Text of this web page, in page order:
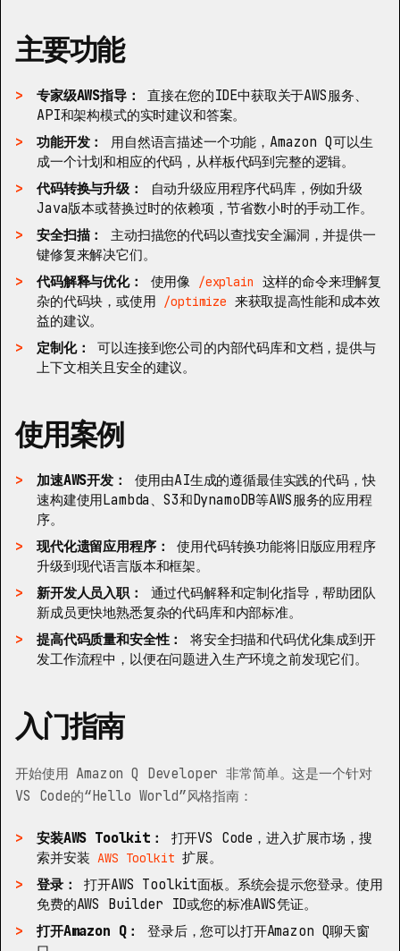
主要功能
专家级AWS指导：
直接在您的IDE中获取关于AWS服务、
API和架构模式的实时建议和答案。
功能开发：
用自然语言描述一个功能，Amazon Q可以生
成一个计划和相应的代码，从样板代码到完整的逻辑。
代码转换与升级：
自动升级应用程序代码库，例如升级
Java版本或替换过时的依赖项，节省数小时的手动工作。
安全扫描：
主动扫描您的代码以查找安全漏洞，并提供一
键修复来解决它们。
代码解释与优化：
使用像 /explain
这样的命令来理解复
杂的代码块，或使用 /optimize 来获取提高性能和成本效
益的建议。
定制化：
可以连接到您公司的内部代码库和文档，提供与
上下文相关且安全的建议。
使用案例
加速AWS开发：
使用由AI生成的遵循最佳实践的代码，快
速构建使用Lambda、S3和DynamoDB等AWS服务的应用程
序。
现代化遗留应用程序：
使用代码转换功能将旧版应用程序
升级到现代语言版本和框架。
新开发人员入职：
通过代码解释和定制化指导，帮助团队
新成员更快地熟悉复杂的代码库和内部标准。
提高代码质量和安全性：
将安全扫描和代码优化集成到开
发工作流程中，以便在问题进入生产环境之前发现它们。
入门指南
开始使用 Amazon Q Developer 非常简单。这是一个针对
VS Code的“Hello World”风格指南：
安装AWS Toolkit：
打开VS Code，进入扩展市场，搜
索并安装AWS Toolkit 扩展。
登录：
打开AWS Toolkit面板。系统会提示您登录。使用
免费的AWS Builder ID或您的标准AWS凭证。
打开Amazon Q：
登录后，您可以打开Amazon Q聊天窗